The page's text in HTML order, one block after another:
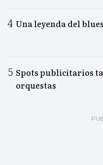
Una leyenda del
Spots publicitarios
orquestas